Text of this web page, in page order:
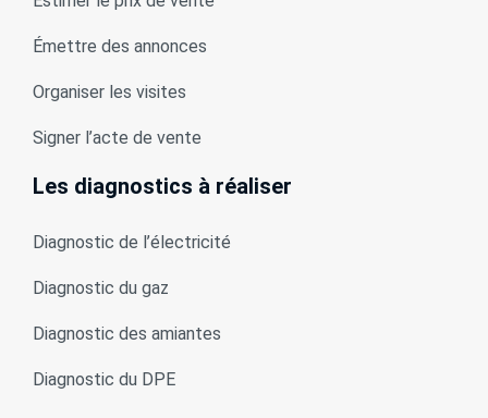
Émettre des annonces
Organiser les visites
Signer l’acte de vente
Les diagnostics à réaliser
Diagnostic de l’électricité
Diagnostic du gaz
Diagnostic des amiantes
Diagnostic du DPE